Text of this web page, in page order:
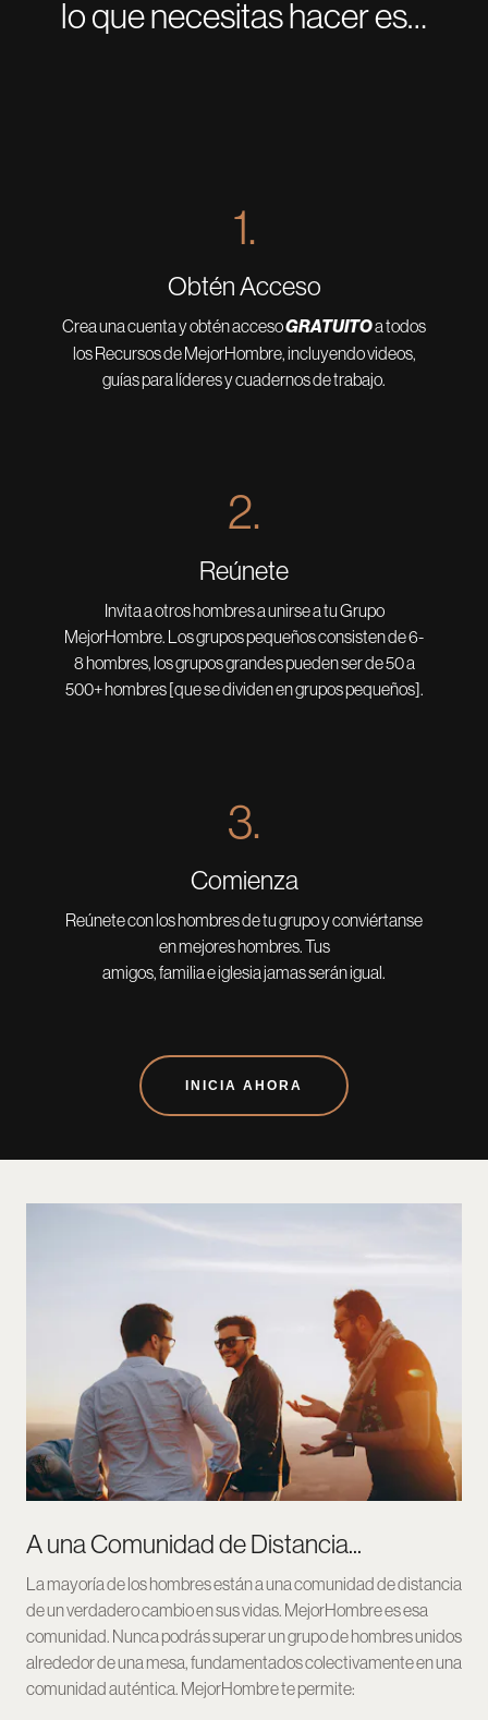
lo que necesitas hacer es…
1.
Obtén Acceso
Crea una cuenta y obtén accesoGRATUITOa todos
los Recursos de MejorHombre, incluyendo videos,
guías para líderes y cuadernos de trabajo.
2.
Reúnete
Invita a otros hombres a unirse a tu Grupo
MejorHombre. Los grupos pequeños consisten de 6-
8 hombres, los grupos grandes pueden ser de 50 a
500+ hombres [que se dividen en grupos pequeños].
3.
Comienza
Reúnete con los hombres de tu grupo y conviértanse
en mejores hombres. Tus
amigos, familia e iglesia jamas serán igual.
INICIA AHORA
A una Comunidad de Distancia...
La mayoría de los hombres están a una comunidad de distancia
de un verdadero cambio en sus vidas. MejorHombre es esa
comunidad. Nunca podrás superar un grupo de hombres unidos
alrededor de una mesa, fundamentados colectivamente en una
comunidad auténtica. MejorHombre te permite: